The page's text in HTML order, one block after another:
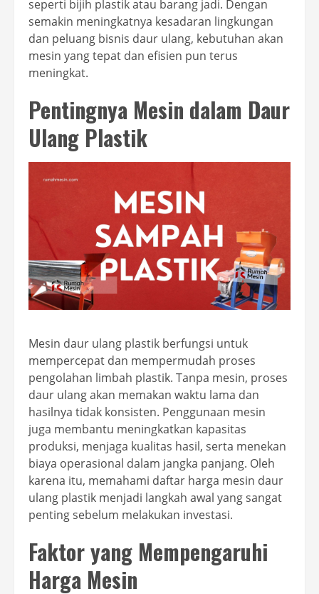
seperti bijih plastik atau barang jadi. Dengan
semakin meningkatnya kesadaran lingkungan
dan peluang bisnis daur ulang, kebutuhan akan
mesin yang tepat dan efisien pun terus
meningkat.
Pentingnya Mesin dalam Daur
Ulang Plastik
Mesin daur ulang plastik berfungsi untuk
mempercepat dan mempermudah proses
pengolahan limbah plastik. Tanpa mesin, proses
daur ulang akan memakan waktu lama dan
hasilnya tidak konsisten. Penggunaan mesin
juga membantu meningkatkan kapasitas
produksi, menjaga kualitas hasil, serta menekan
biaya operasional dalam jangka panjang. Oleh
karena itu, memahami daftar harga mesin daur
ulang plastik menjadi langkah awal yang sangat
penting sebelum melakukan investasi.
Faktor yang Mempengaruhi
Harga Mesin